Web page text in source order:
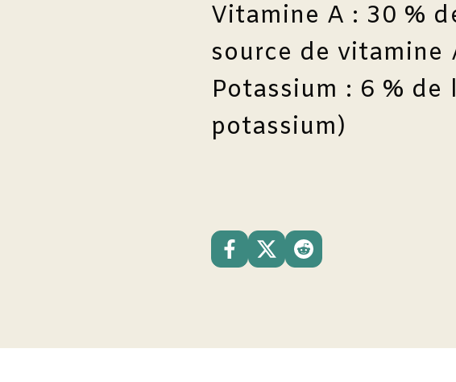
Vitamine A : 30 %
source de vitamine
Potassium : 6 % de
potassium)